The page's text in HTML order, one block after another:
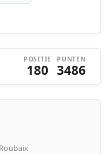
POSITIE
180
PUNTEN
3486